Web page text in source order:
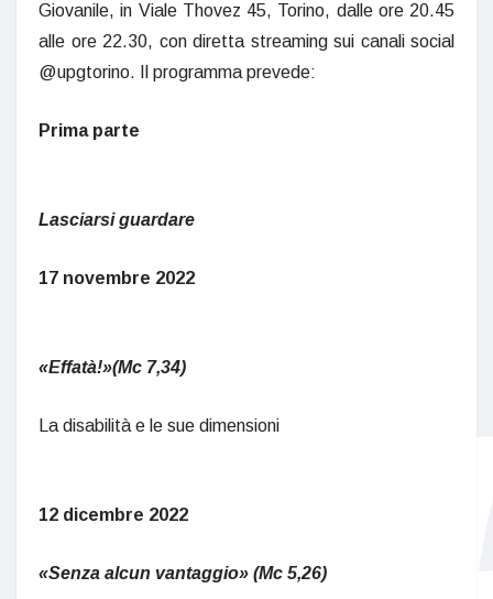
Giovanile, in Viale Thovez 45, Torino, dalle ore 20.45
alle ore 22.30, con diretta streaming sui canali social
@upgtorino. Il programma prevede:
Prima parte
Lasciarsi guardare
17 novembre 2022
«Effatà!»(Mc 7,34)
La disabilità e le sue dimensioni
12 dicembre 2022
«Senza alcun vantaggio» (Mc 5,26)